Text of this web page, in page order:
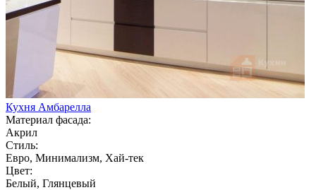
Кухня Амбарелла
Материал фасада:
Акрил
Стиль:
Евро, Минимализм, Хай-тек
Цвет:
Белый, Глянцевый